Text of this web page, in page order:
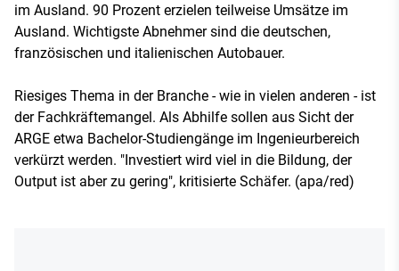
im Ausland. 90 Prozent erzielen teilweise Umsätze im
Ausland. Wichtigste Abnehmer sind die deutschen,
französischen und italienischen Autobauer.
Riesiges Thema in der Branche - wie in vielen anderen - ist
der Fachkräftemangel. Als Abhilfe sollen aus Sicht der
ARGE etwa Bachelor-Studiengänge im Ingenieurbereich
verkürzt werden. "Investiert wird viel in die Bildung, der
Output ist aber zu gering", kritisierte Schäfer. (apa/red)